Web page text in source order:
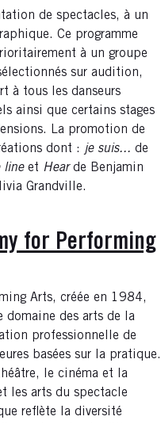
de spectacles, à un
Ce programme
à un groupe
sur audition,
à tous les danseurs
ainsi que certains stages
La promotion de
dont : je suis... de
lineet Hearde Benjamin
Grandville.
for Performing
Arts, créée en 1984,
des arts de la
professionnelle de
basées sur la pratique.
le cinéma et la
les arts du spectacle
reflète la diversité